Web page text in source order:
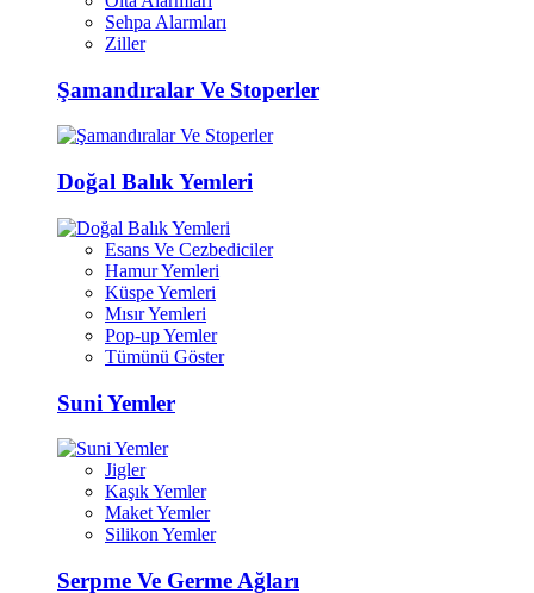
Sehpa Alarmları
Ziller
Şamandıralar Ve Stoperler
Doğal Balık Yemleri
Esans Ve Cezbediciler
Hamur Yemleri
Küspe Yemleri
Mısır Yemleri
Pop-up Yemler
Tümünü Göster
Suni Yemler
Jigler
Kaşık Yemler
Maket Yemler
Silikon Yemler
Serpme Ve Germe Ağları